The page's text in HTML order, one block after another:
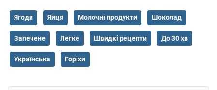
Ягоди Яйця Молочні продукти Шоколад
Запечене Легке Швидкі рецепти До 30 хв
Українська Горіхи